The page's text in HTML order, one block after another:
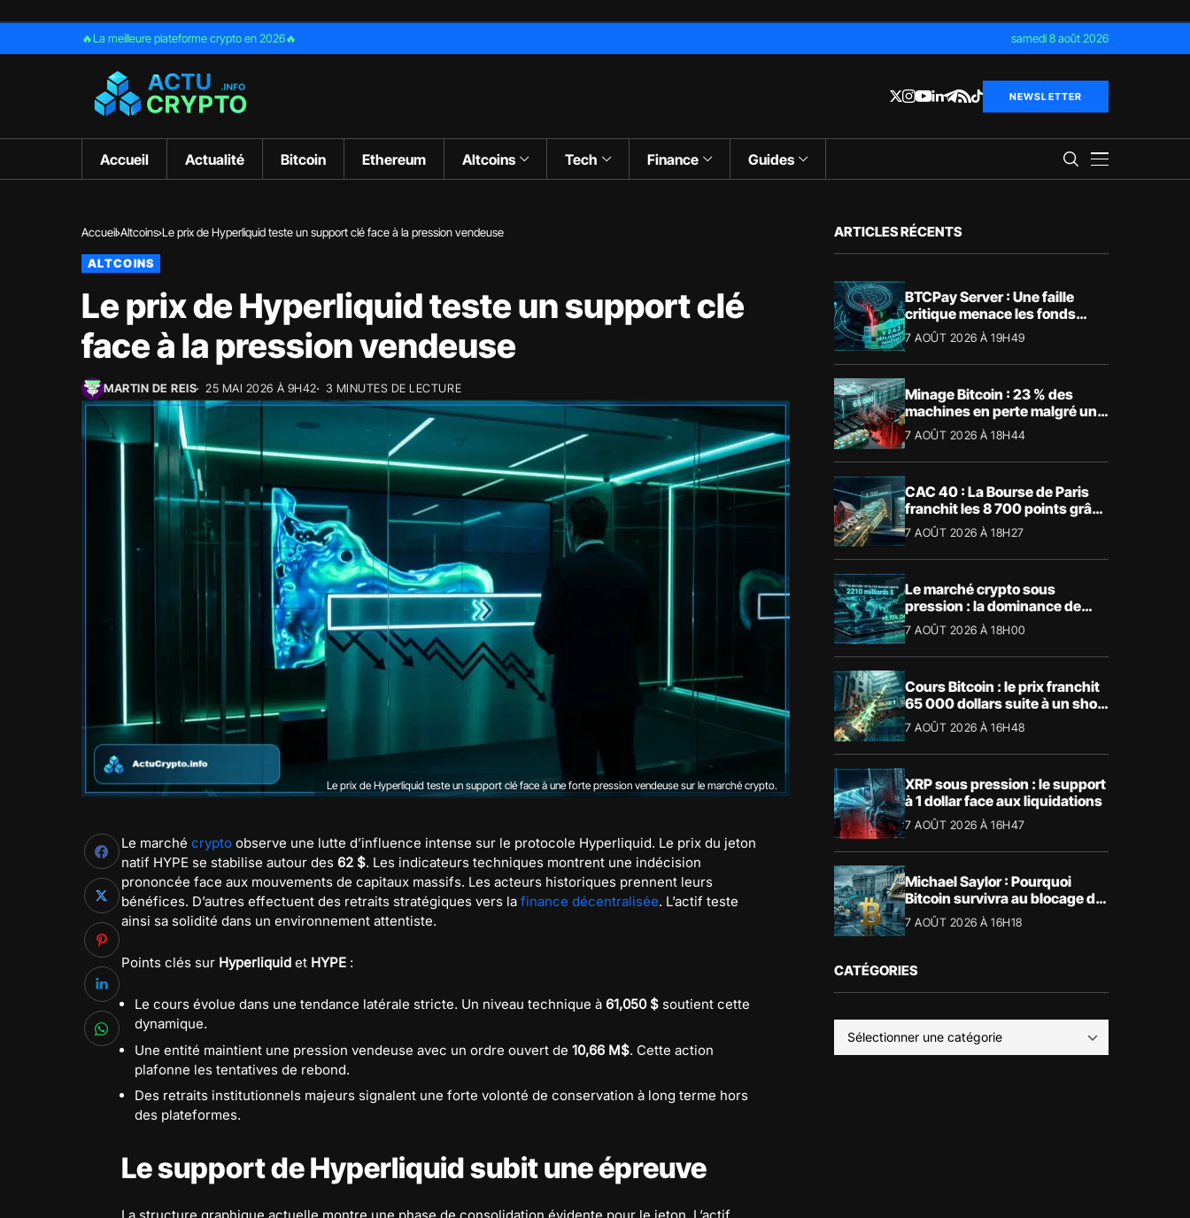
🔥La meilleure plateforme crypto en 2026🔥 samedi 8 août 2026
NEWSLETTER
Accueil Actualité Bitcoin Ethereum Altcoins Tech Finance Guides
Accueil Altcoins Le prix de Hyperliquid teste un support clé face à la pression vendeuse
ALTCOINS
Le prix de Hyperliquid teste un support clé
face à la pression vendeuse
MARTIN DE REIS 25 MAI 2026 À 9H42 3 MINUTES DE LECTURE
Le prix de Hyperliquid teste un support clé face à une forte pression vendeuse sur le marché crypto.
Le marché crypto observe une lutte d’influence intense sur le protocole Hyperliquid. Le prix du jeton
natif HYPE se stabilise autour des 62 $. Les indicateurs techniques montrent une indécision
prononcée face aux mouvements de capitaux massifs. Les acteurs historiques prennent leurs
bénéfices. D’autres effectuent des retraits stratégiques vers la finance décentralisée. L’actif teste
ainsi sa solidité dans un environnement attentiste.
Points clés sur Hyperliquid et HYPE :
Le cours évolue dans une tendance latérale stricte. Un niveau technique à 61,050 $ soutient cette
dynamique.
Une entité maintient une pression vendeuse avec un ordre ouvert de 10,66 M$. Cette action
plafonne les tentatives de rebond.
Des retraits institutionnels majeurs signalent une forte volonté de conservation à long terme hors
des plateformes.
Le support de Hyperliquid subit une épreuve
ARTICLES RÉCENTS
BTCPay Server : Une faille
critique menace les fonds
Bitcoin
7 AOÛT 2026 À 19H49
Minage Bitcoin : 23 % des
machines en perte malgré un
BTC à 65 000 $
7 AOÛT 2026 À 18H44
CAC 40 : La Bourse de Paris
franchit les 8 700 points grâce
à la tech
7 AOÛT 2026 À 18H27
Le marché crypto sous
pression : la dominance de
Bitcoin aspire la liquidité
7 AOÛT 2026 À 18H00
Cours Bitcoin : le prix franchit
65 000 dollars suite à un short
squeeze massif
7 AOÛT 2026 À 16H48
XRP sous pression : le support
à 1 dollar face aux liquidations
7 AOÛT 2026 À 16H47
Michael Saylor : Pourquoi
Bitcoin survivra au blocage du
CLARITY Act
7 AOÛT 2026 À 16H18
CATÉGORIES